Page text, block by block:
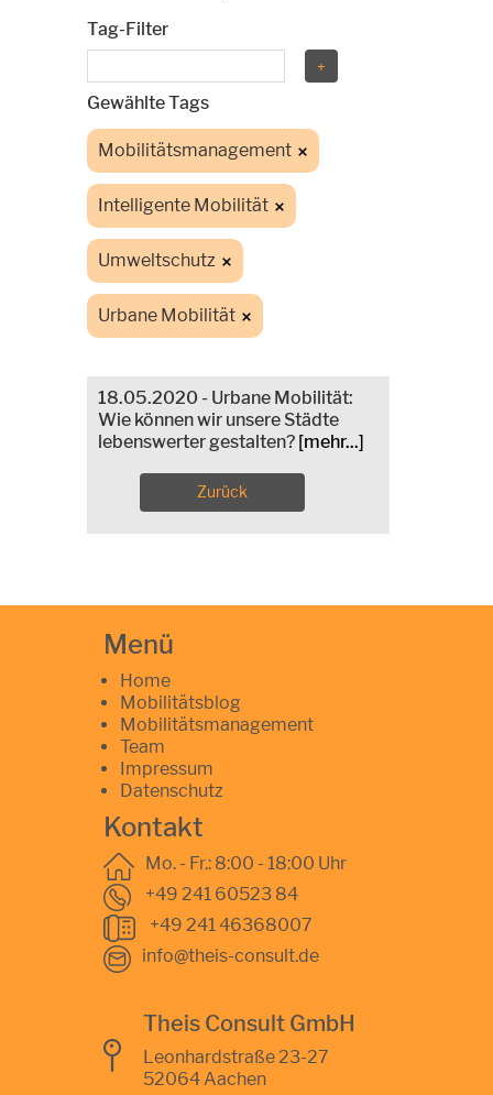
Tag-Filter
Gewählte Tags
Mobilitätsmanagement
Intelligente Mobilität
Umweltschutz
Urbane Mobilität
18.05.2020 - Urbane Mobilität:
Wie können wir unsere Städte
lebenswerter gestalten? [mehr...]
Zurück
Menü
Home
Mobilitätsblog
Mobilitätsmanagement
Team
Impressum
Datenschutz
Kontakt
Mo. - Fr.: 8:00 - 18:00 Uhr
+49 241 60523 84
+49 241 46368007
info@theis-consult.de
Theis Consult GmbH
Leonhardstraße 23-27
52064 Aachen